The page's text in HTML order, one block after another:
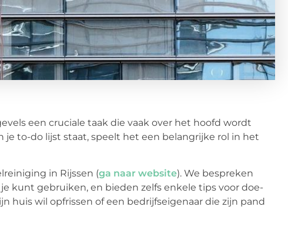
een cruciale taak die vaak over het hoofd wordt
to-do lijst staat, speelt het een belangrijke rol in het
in Rijssen (ga naar website). We bespreken
kunt gebruiken, en bieden zelfs enkele tips voor doe-
huis wil opfrissen of een bedrijfseigenaar die zijn pand